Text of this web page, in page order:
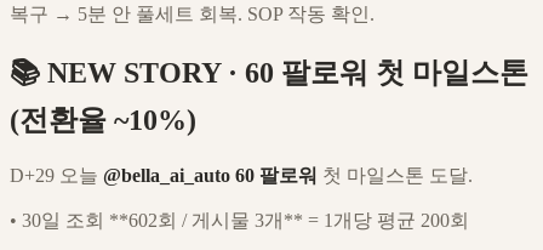
복구 → 5분 안 풀세트 회복. SOP 작동 확인.
📚 NEW STORY · 60 팔로워 첫 마일스톤
(전환율 ~10%)
D+29 오늘 @bella_ai_auto 60 팔로워 첫 마일스톤 도달.
• 30일 조회 **602회 / 게시물 3개** = 1개당 평균 200회